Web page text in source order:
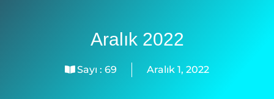
Aralık 2022
Sayı : 69 Aralık 1, 2022